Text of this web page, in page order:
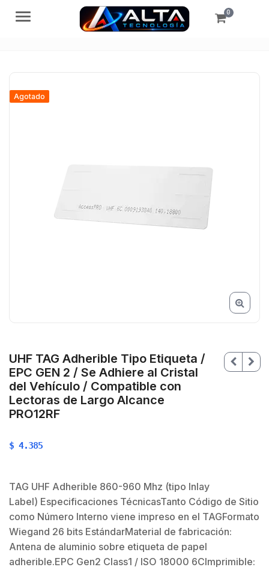
Menú 0
Agotado
UHF TAG Adherible Tipo Etiqueta /
EPC GEN 2 / Se Adhiere al Cristal
del Vehículo / Compatible con
Lectoras de Largo Alcance
PRO12RF
$
$ 4.385
TAG UHF Adherible 860-960 Mhz (tipo Inlay
Label) Especificaciones TécnicasTanto Código de Sitio
como Número Interno viene impreso en el TAGFormato
Wiegand 26 bits EstándarMaterial de fabricación:
Antena de aluminio sobre etiqueta de papel
adherible.EPC Gen2 Class1 / ISO 18000 6CImprimible: